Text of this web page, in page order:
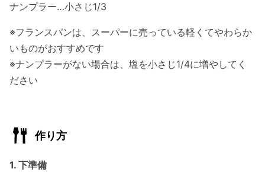
ナンプラー…小さじ1/3
※フランスパンは、スーパーに売っている軽くてやわらか
いものがおすすめです
※ナンプラーがない場合は、塩を小さじ1/4に増やしてく
ださい
作り方
1. 下準備